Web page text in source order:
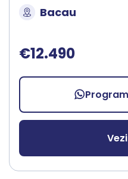
Bacau
€12.490